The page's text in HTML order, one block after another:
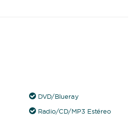
DVD/Blueray
Radio/CD/MP3 Estéreo